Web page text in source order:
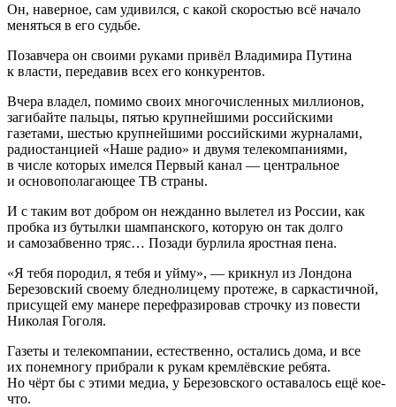
Он, наверное, сам удивился, с какой скоростью всё начало
меняться в его судьбе.
Позавчера он своими руками привёл Владимира Путина
к власти, передавив всех его конкурентов.
Вчера владел, помимо своих многочисленных миллионов,
загибайте пальцы, пятью крупнейшими российскими
газетами, шестью крупнейшими российскими журналами,
радиостанцией «Наше радио» и двумя телекомпаниями,
в числе которых имелся Первый канал — центральное
и основополагающее ТВ страны.
И с таким вот добром он нежданно вылетел из России, как
пробка из бутылки шампанского, которую он так долго
и самозабвенно тряс… Позади бурлила яростная пена.
«Я тебя породил, я тебя и уйму», — крикнул из Лондона
Березовский своему бледнолицему протеже, в саркастичной,
присущей ему манере перефразировав строчку из повести
Николая Гоголя.
Газеты и телекомпании, естественно, остались дома, и все
их понемногу прибрали к рукам кремлёвские ребята.
Но чёрт бы с этими медиа, у Березовского оставалось ещё кое-
что.